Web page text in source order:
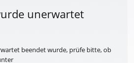
unerwartet
beendet wurde, prüfe bitte, ob